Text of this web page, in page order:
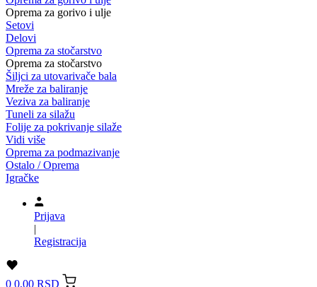
Oprema za gorivo i ulje
Setovi
Delovi
Oprema za stočarstvo
Oprema za stočarstvo
Šiljci za utovarivače bala
Mreže za baliranje
Veziva za baliranje
Tuneli za silažu
Folije za pokrivanje silaže
Vidi više
Oprema za podmazivanje
Ostalo / Oprema
Igračke
Prijava
|
Registracija
0 0,00 RSD